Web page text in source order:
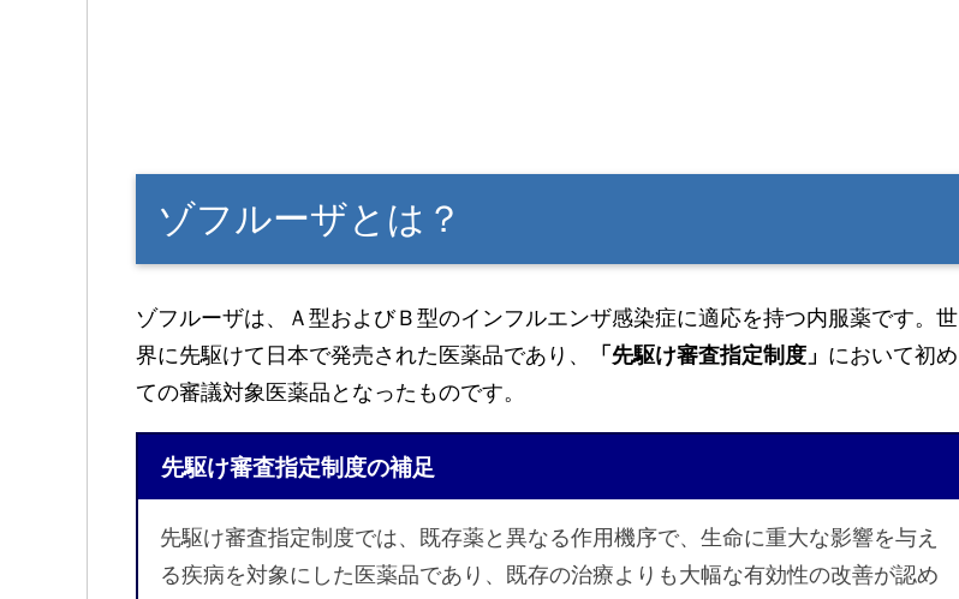
ゾフルーザとは？
ゾフルーザは、Ａ型およびＢ型のインフルエンザ感染症に適応を持つ内服薬です。世
界に先駆けて日本で発売された医薬品であり、
「先駆け審査指定制度」 において初め
ての審議対象医薬品となったものです。
先駆け審査指定制度の補足
先駆け審査指定制度では、既存薬と異なる作用機序で、生命に重大な影響を与え
る疾病を対象にした医薬品であり、既存の治療よりも大幅な有効性の改善が認め